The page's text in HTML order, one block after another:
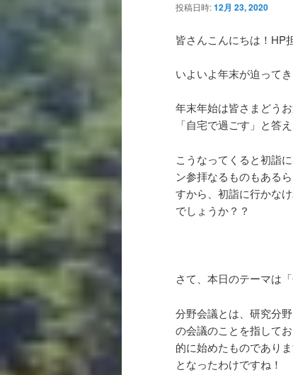
投稿日時:12月 23, 2020
皆さんこんにちは！HP
いよいよ年末が迫って
年末年始は皆さまどう
「自宅で過ごす」と答
こうなってくると初詣
ン参拝なるものもある
すから、初詣に行かな
でしょうか？？
さて、本日のテーマは
分野会議とは、研究分
の会議のことを指して
的に始めたものであり
となったわけですね！